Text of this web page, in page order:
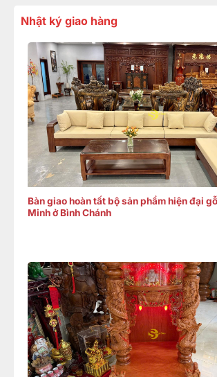
Nhật ký giao hàng
Bàn giao hoàn tất bộ sản phẩm hiện đại
Minh ở Bình Chánh